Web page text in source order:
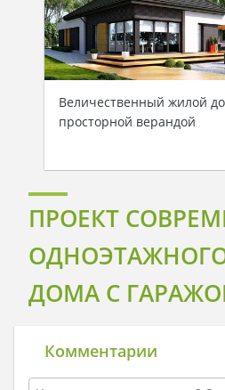
Величественный жилой
просторной верандой
ПРОЕКТ
ДОМА С
Комментарии